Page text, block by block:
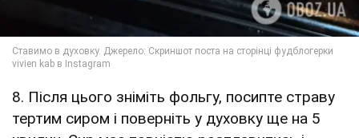
8. Після цього зніміть фольгу, посипте страву
тертим сиром і поверніть у духовку ще на 5